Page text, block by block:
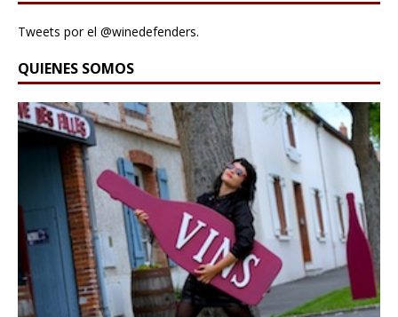
Tweets por el @winedefenders.
QUIENES SOMOS